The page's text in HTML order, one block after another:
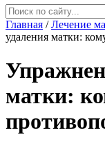
Главная /Лечение
удаления матки:
матки: